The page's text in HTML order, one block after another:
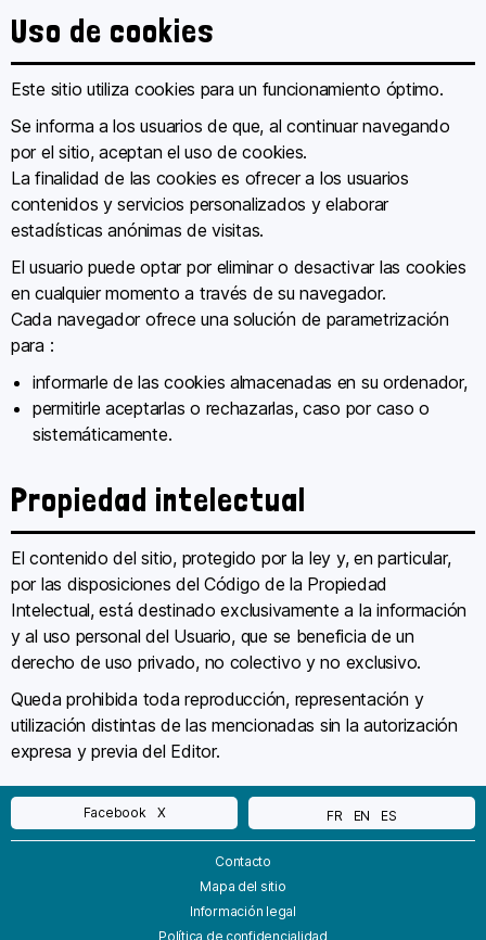
Uso de cookies
Este sitio utiliza cookies para un funcionamiento óptimo.
Se informa a los usuarios de que, al continuar navegando
por el sitio, aceptan el uso de cookies.
La finalidad de las cookies es ofrecer a los usuarios
contenidos y servicios personalizados y elaborar
estadísticas anónimas de visitas.
El usuario puede optar por eliminar o desactivar las cookies
en cualquier momento a través de su navegador.
Cada navegador ofrece una solución de parametrización
para :
informarle de las cookies almacenadas en su ordenador,
permitirle aceptarlas o rechazarlas, caso por caso o
sistemáticamente.
Propiedad intelectual
El contenido del sitio, protegido por la ley y, en particular,
por las disposiciones del Código de la Propiedad
Intelectual, está destinado exclusivamente a la información
y al uso personal del Usuario, que se beneficia de un
derecho de uso privado, no colectivo y no exclusivo.
Queda prohibida toda reproducción, representación y
utilización distintas de las mencionadas sin la autorización
expresa y previa del Editor.
Facebook X FR EN ES
Contacto
Mapa del sitio
Información legal
Política de confidencialidad